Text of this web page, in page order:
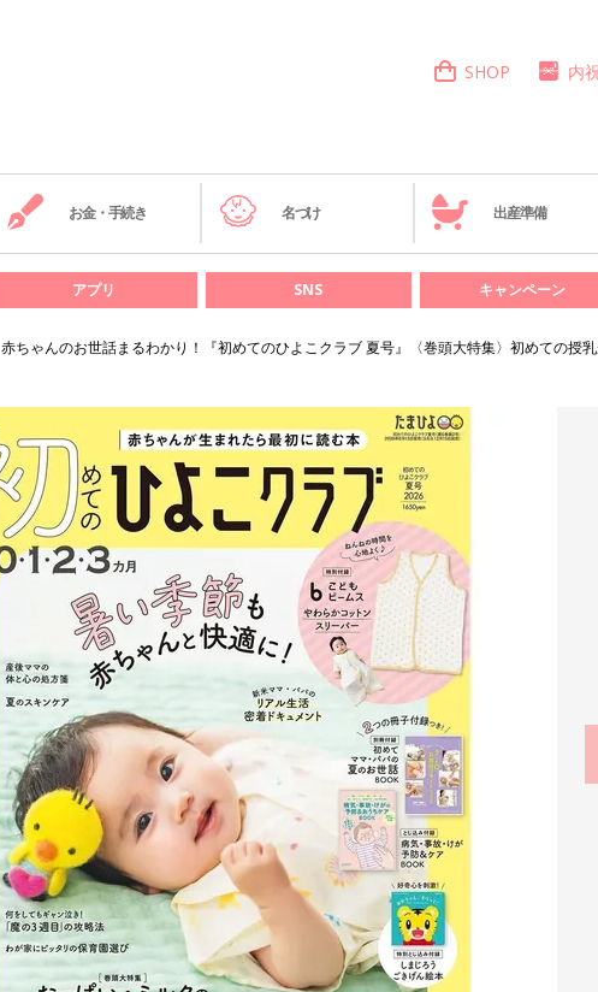
SHOP 内
お金・手続き 名づけ 出産準備
アプリ SNS キャンペーン
赤ちゃんのお世話まるわかり！『初めてのひよこクラブ 夏号』〈巻頭大特集〉初めての授